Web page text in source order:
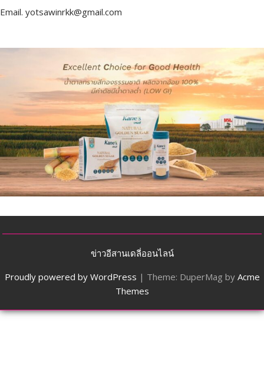
Email. yotsawinrkk@gmail.com
ข่าวอีสานเดลี่ออนไลน์
Proudly powered by WordPress | Theme: DuperMag by Acme
Themes